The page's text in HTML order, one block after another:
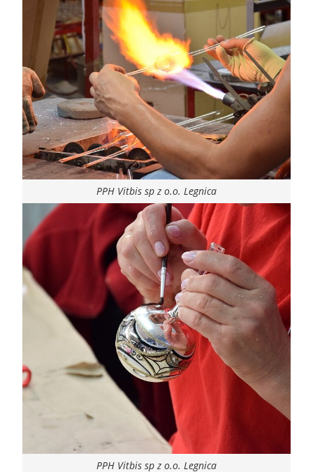
PPH Vitbis sp z o.o. Legnica
PPH Vitbis sp z o.o. Legnica